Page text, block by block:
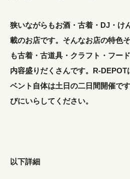
狭いながらもお酒・古着・DJ・け
載のお店です。そんなお店の特色
も古着・古道具・クラフト・フー
内容盛りだくさんです。R-DEPOT
ベント自体は土日の二日間開催で
びにいらしてください。
以下詳細